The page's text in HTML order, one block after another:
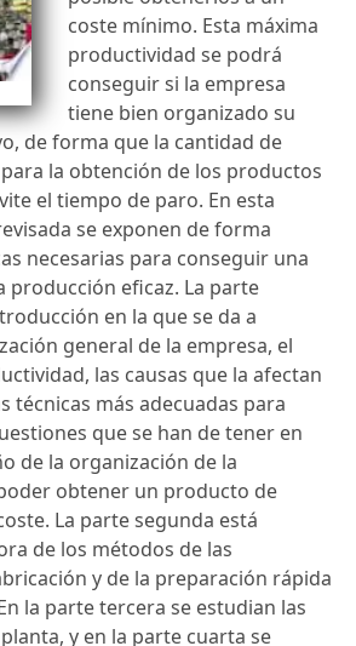
coste mínimo. Esta máxima
productividad se podrá
conseguir si la empresa
tiene bien organizado su
de forma que la cantidad de
la obtención de los productos
el tiempo de paro. En esta
se exponen de forma
necesarias para conseguir una
producción eficaz. La parte
en la que se da a
general de la empresa, el
las causas que la afectan
técnicas más adecuadas para
que se han de tener en
de la organización de la
obtener un producto de
La parte segunda está
de los métodos de las
y de la preparación rápida
la parte tercera se estudian las
y en la parte cuarta se